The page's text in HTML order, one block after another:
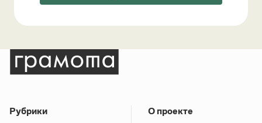
Рубрики О проекте